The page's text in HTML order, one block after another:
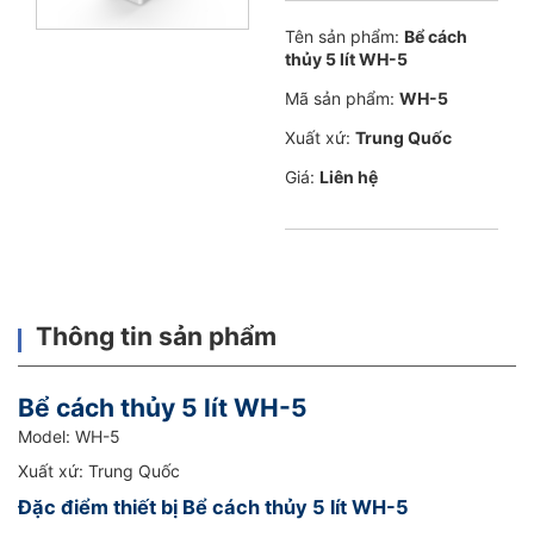
Tên sản phẩm: Bể cách
thủy 5 lít WH-5
Mã sản phẩm: WH-5
Xuất xứ: Trung Quốc
Giá: Liên hệ
Thông tin sản phẩm
Bể cách thủy 5 lít WH-5
Model: WH-5
Xuất xứ: Trung Quốc
Đặc điểm thiết bị Bể cách thủy 5 lít WH-5